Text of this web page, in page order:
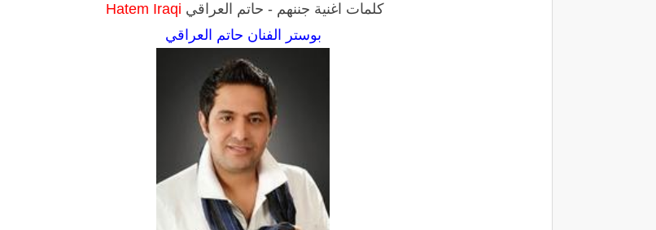
كلمات اغنية جننهم - حاتم العراقي Hatem Iraqi
بوستر الفنان حاتم العراقي